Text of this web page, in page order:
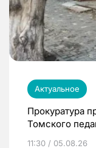
Актуальное
Прокуратура
Томского
11:30 / 05.08.26